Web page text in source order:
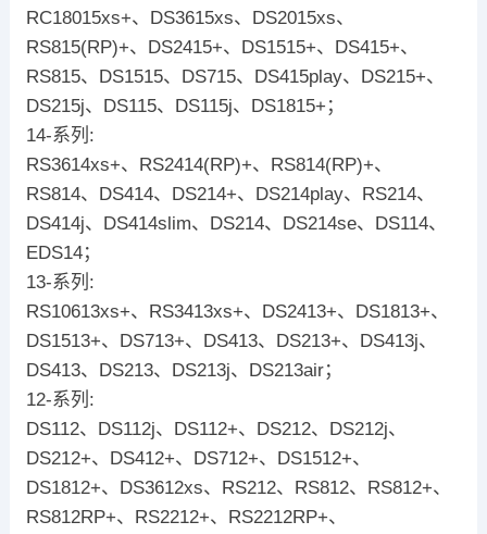
RC18015xs+、DS3615xs、DS2015xs、
RS815(RP)+、DS2415+、DS1515+、DS415+、
RS815、DS1515、DS715、DS415play、DS215+、
DS215j、DS115、DS115j、DS1815+；
14-系列:
RS3614xs+、RS2414(RP)+、RS814(RP)+、
RS814、DS414、DS214+、DS214play、RS214、
DS414j、DS414slim、DS214、DS214se、DS114、
EDS14；
13-系列:
RS10613xs+、RS3413xs+、DS2413+、DS1813+、
DS1513+、DS713+、DS413、DS213+、DS413j、
DS413、DS213、DS213j、DS213air；
12-系列:
DS112、DS112j、DS112+、DS212、DS212j、
DS212+、DS412+、DS712+、DS1512+、
DS1812+、DS3612xs、RS212、RS812、RS812+、
RS812RP+、RS2212+、RS2212RP+、